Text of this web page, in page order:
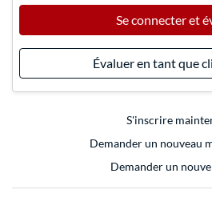
Se connecter et
Évaluer en tant que
S'inscrire
Demander un nouveau
Demander un